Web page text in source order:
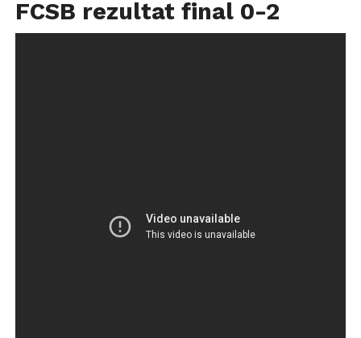
FCSB rezultat final 0-2